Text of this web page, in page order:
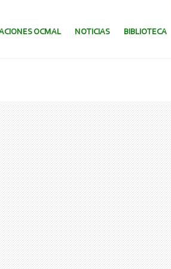
OCMAL NOTICIAS BIBLIOTECA